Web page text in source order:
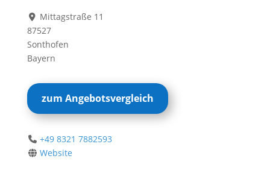
Mittagstraße 11
87527
Sonthofen
Bayern
zum Angebotsvergleich
+49 8321 7882593
Website